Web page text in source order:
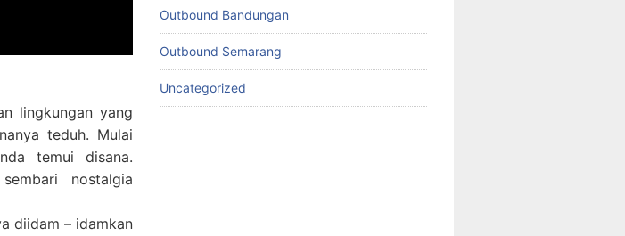
lingkungan yang
teduh. Mulai
temui disana.
nostalgia
diidam – idamkan
Outbound Bandungan
Outbound Semarang
Uncategorized